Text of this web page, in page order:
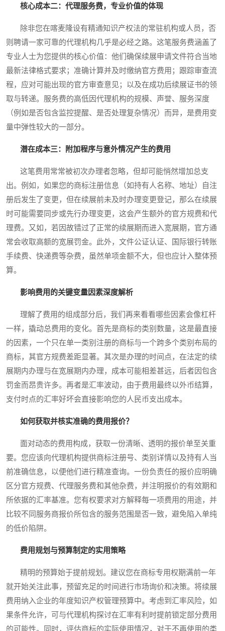
核心成本二：代理服务费，专业价值的体现
除非您在喀麦隆设有精通知识产权法的常驻机构或人员，否
则聘请一家可靠的代理机构几乎是必经之路。这笔服务费涵盖了
专业人士为您提供的核心价值：他们确保续展申请文件符合当地
最新法律格式要求；准确计算并及时缴纳官方费用；跟踪审查流
程，应对可能出现的官方审查意见；以及在成功后续展证书的领
取与转递。服务费的高低因代理机构的规模、声誉、服务深度
（例如是否包含监控提醒、是否处理复杂情况）而异，是费用变
量中弹性较大的一部分。
潜在成本三：附加程序与意外情况产生的费用
这笔费用常常被初次办理者忽略，但却可能悄然增加总支
出。例如，如果您的商标注册信息（如持有人名称、地址）自注
册后发生了变更，但在续展前未及时办理变更登记，那么在续展
时可能需要同步或先行办理变更，这会产生额外的官方规费和代
理费。又如，若因故错过了正常的续展期而进入宽展期，官方通
常会收取高额的宽展罚金。此外，文件公证认证、国际银行转账
手续费、快递费等杂费，虽然单项金额不大，但也应计入整体预
算。
影响费用的关键变量因素深度解析
理解了费用的组成部分后，我们再来看看哪些因素会像杠杆
一样，撬动总费用的变化。首先是商标的类别数量，这是最直接
的因素，一个只在单一类别注册的商标与一个跨多个类别布局的
商标，其官方规费差距显著。其次是办理的时间点，在法定的续
展期内办理与在宽展期内办理，成本可能相差甚远，后者因包含
罚金而昂贵许多。再者是汇率波动，由于费用最终以外币结算，
支付时点的汇率好坏会直接影响您的人民币支出成本。
如何获取并核实准确的费用报价？
面对动态的费用构成，获取一份清晰、透明的报价单至关重
要。您应该向代理机构提供商标注册号、类别详情以及持有人当
前准确信息，以便他们进行精准查询。一份负责任的报价应明确
区分官方规费、代理服务费和其他杂费，并注明报价的有效期和
所依据的汇率基准。您有权要求对方解释每一项费用的用途，并
比较不同服务商报价所包含的服务范围是否一致，避免陷入单纯
的低价陷阱。
费用规划与预算制定的实用策略
精明的预算始于提前规划。建议您在商标专用权期满前一年
就开始关注此事，预留充足的时间进行市场询价和决策。将续展
费用纳入企业的年度知识产权管理预算中。考虑到汇率风险，如
果条件允许，可与代理机构探讨在汇率有利时提前锁定部分费用
的可能性。同时，评估商标的实际使用情况，对于不再使用的类